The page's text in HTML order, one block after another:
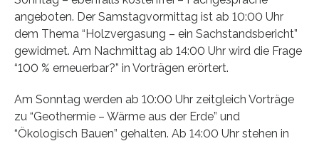
angeboten. Der Samstagvormittag ist ab 10:00 Uhr
dem Thema “Holzvergasung – ein Sachstandsbericht”
gewidmet. Am Nachmittag ab 14:00 Uhr wird die Frage
“100 % erneuerbar?” in Vorträgen erörtert.
Am Sonntag werden ab 10:00 Uhr zeitgleich Vorträge
zu “Geothermie – Wärme aus der Erde” und
“Ökologisch Bauen” gehalten. Ab 14:00 Uhr stehen in